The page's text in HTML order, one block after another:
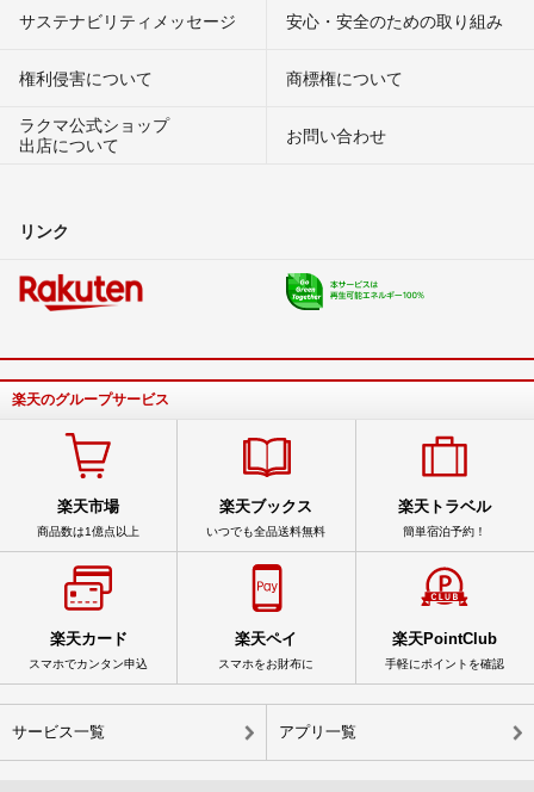
サステナビリティメッセージ 安心・安全のための取り組み
権利侵害について
商標権について
ラクマ公式ショップ
出店について
お問い合わせ
リンク
楽天のグループサービス
楽天市場
商品数は1億点以上
楽天ブックス
いつでも全品送料無料
楽天トラベル
簡単宿泊予約！
楽天カード
スマホでカンタン申込
楽天ペイ
スマホをお財布に
楽天PointClub
手軽にポイントを確認
サービス一覧 アプリ一覧